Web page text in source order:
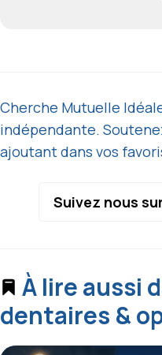
Cherche Mutuelle
indépendante.
ajoutant dans vos
Suivez nous
À lire aussi
dentaires &